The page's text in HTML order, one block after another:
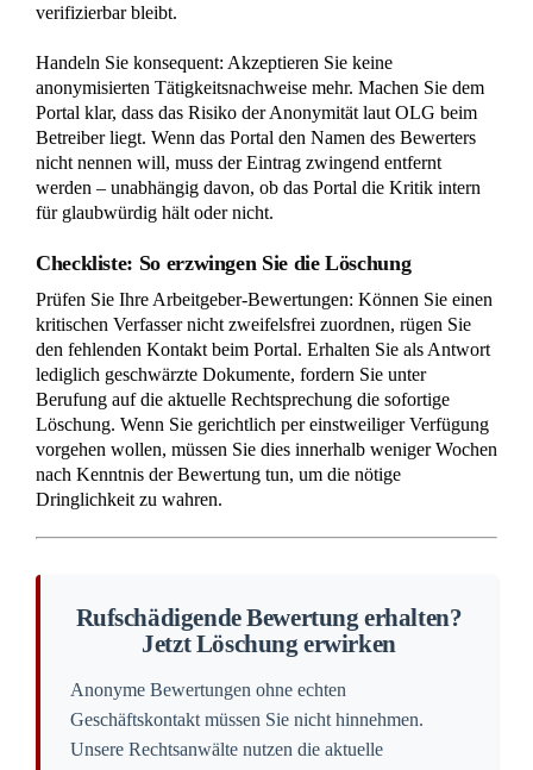
verifizierbar bleibt.
Handeln Sie konsequent: Akzeptieren Sie keine
anonymisierten Tätigkeitsnachweise mehr. Machen Sie dem
Portal klar, dass das Risiko der Anonymität laut OLG beim
Betreiber liegt. Wenn das Portal den Namen des Bewerters
nicht nennen will, muss der Eintrag zwingend entfernt
werden – unabhängig davon, ob das Portal die Kritik intern
für glaubwürdig hält oder nicht.
Checkliste: So erzwingen Sie die Löschung
Prüfen Sie Ihre Arbeitgeber-Bewertungen: Können Sie einen
kritischen Verfasser nicht zweifelsfrei zuordnen, rügen Sie
den fehlenden Kontakt beim Portal. Erhalten Sie als Antwort
lediglich geschwärzte Dokumente, fordern Sie unter
Berufung auf die aktuelle Rechtsprechung die sofortige
Löschung. Wenn Sie gerichtlich per einstweiliger Verfügung
vorgehen wollen, müssen Sie dies innerhalb weniger Wochen
nach Kenntnis der Bewertung tun, um die nötige
Dringlichkeit zu wahren.
Rufschädigende Bewertung erhalten?
Jetzt Löschung erwirken
Anonyme Bewertungen ohne echten
Geschäftskontakt müssen Sie nicht hinnehmen.
Unsere Rechtsanwälte nutzen die aktuelle